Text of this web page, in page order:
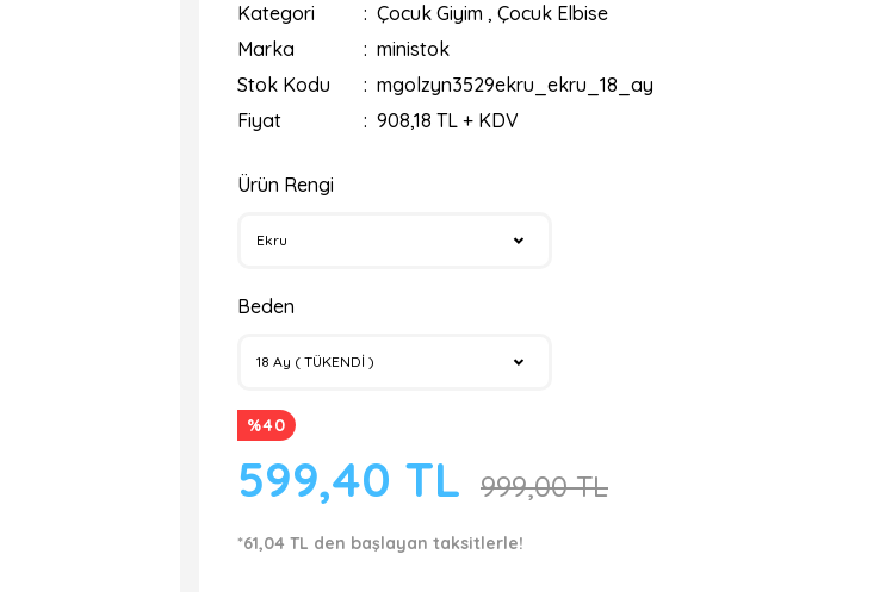
Kategori Çocuk Giyim , Çocuk Elbise
Marka
ministok
Stok Kodu
mgolzyn3529ekru_ekru_18_ay
Fiyat
908,18 TL + KDV
Ürün Rengi
Beden
%40
599,40 TL 999,00 TL
*61,04 TL den başlayan taksitlerle!